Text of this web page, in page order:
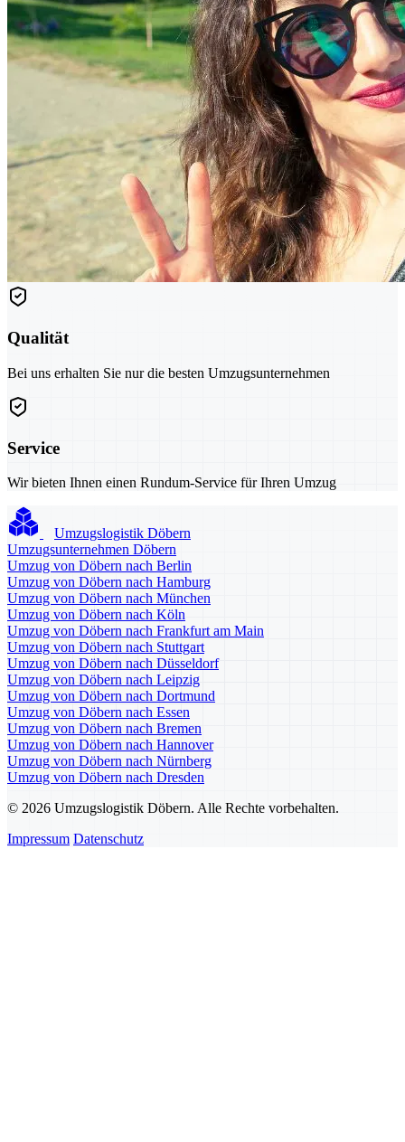
Qualität
Bei uns erhalten Sie nur die besten Umzugsunternehmen
Service
Wir bieten Ihnen einen Rundum-Service für Ihren Umzug
Umzugslogistik Döbern
Umzugsunternehmen Döbern
Umzug von Döbern nach Berlin
Umzug von Döbern nach Hamburg
Umzug von Döbern nach München
Umzug von Döbern nach Köln
Umzug von Döbern nach Frankfurt am Main
Umzug von Döbern nach Stuttgart
Umzug von Döbern nach Düsseldorf
Umzug von Döbern nach Leipzig
Umzug von Döbern nach Dortmund
Umzug von Döbern nach Essen
Umzug von Döbern nach Bremen
Umzug von Döbern nach Hannover
Umzug von Döbern nach Nürnberg
Umzug von Döbern nach Dresden
© 2026 Umzugslogistik Döbern. Alle Rechte vorbehalten.
Impressum Datenschutz